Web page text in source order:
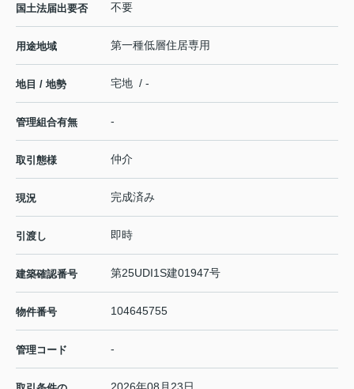
国土法届出要否 不要
用途地域 第一種低層住居専用
地目 / 地勢 宅地 / -
管理組合有無 -
取引態様 仲介
現況 完成済み
引渡し 即時
建築確認番号 第25UDI1S建01947号
物件番号 104645755
管理コード -